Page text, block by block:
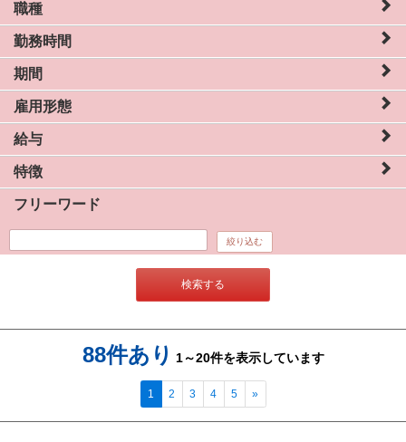
職種
勤務時間
期間
雇用形態
給与
特徴
フリーワード
絞り込む
検索する
88件あり 1～20件を表示しています
1 2 3 4 5 »